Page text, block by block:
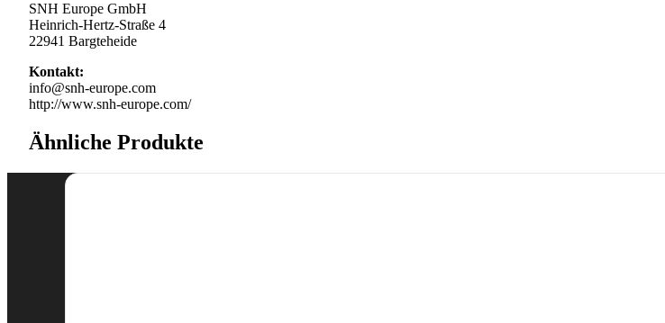
SNH Europe GmbH
Heinrich-Hertz-Straße 4
22941 Bargteheide
Kontakt:
info@snh-europe.com
http://www.snh-europe.com/
Ähnliche Produkte